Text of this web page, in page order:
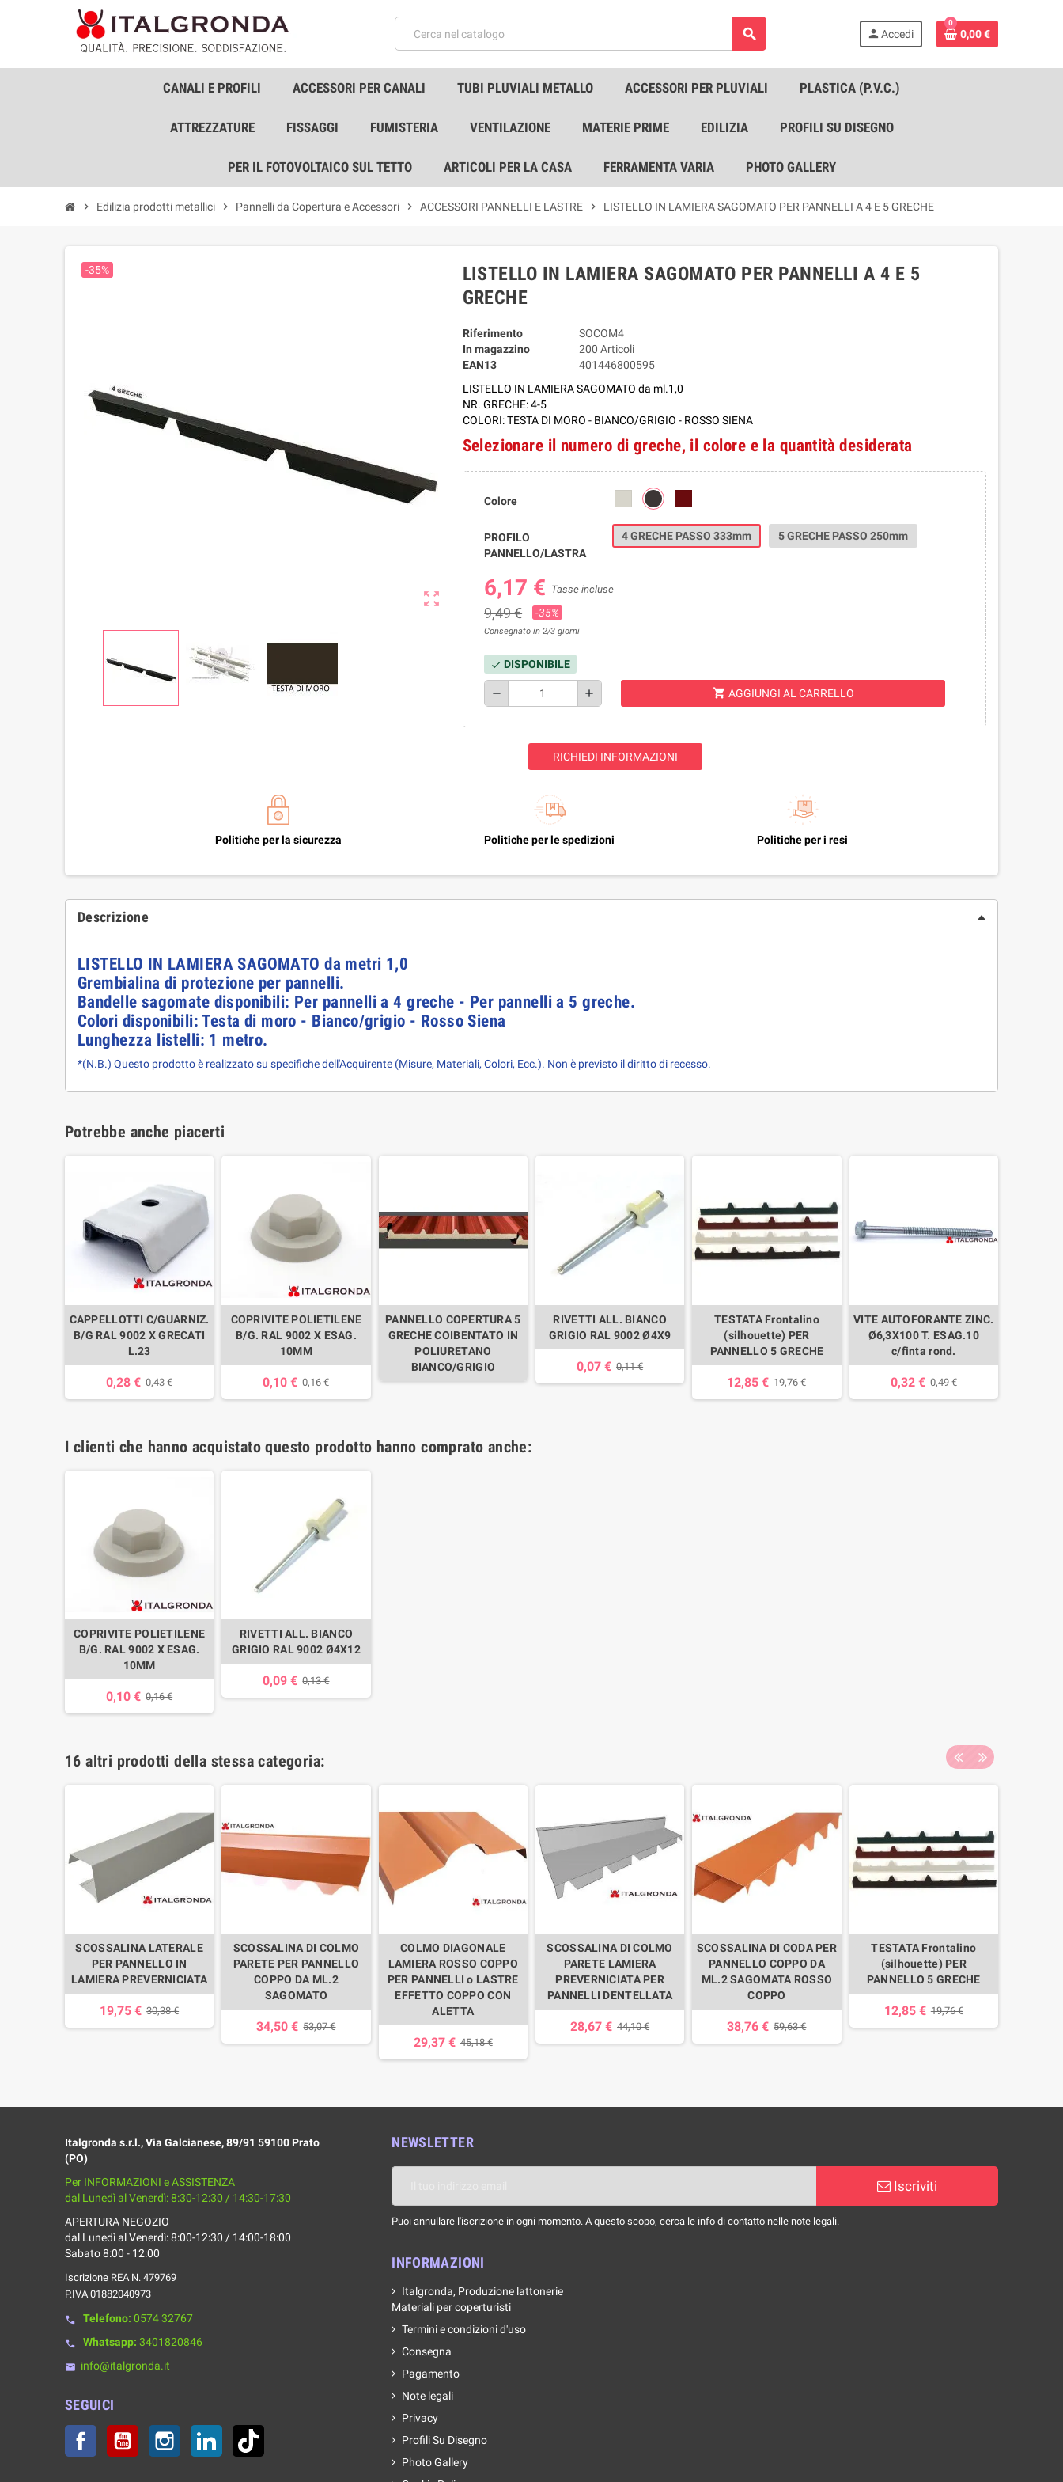
search person Accedi
0
0,00 €
CANALI E PROFILI ACCESSORI PER CANALI TUBI PLUVIALI METALLO ACCESSORI PER PLUVIALI PLASTICA (P.V.C.)
ATTREZZATURE FISSAGGI FUMISTERIA VENTILAZIONE MATERIE PRIME EDILIZIA PROFILI SU DISEGNO
PER IL FOTOVOLTAICO SUL TETTO ARTICOLI PER LA CASA FERRAMENTA VARIA PHOTO GALLERY
chevron_right Edilizia prodotti metallici chevron_right Pannelli da Copertura e Accessori chevron_right ACCESSORI PANNELLI E LASTRE chevron_right LISTELLO IN LAMIERA SAGOMATO PER PANNELLI A 4 E 5 GRECHE
zoom_out_map
-35%
LISTELLO IN LAMIERA SAGOMATO PER PANNELLI A 4 E 5
GRECHE
Riferimento
SOCOM4
In magazzino
200 Articoli
EAN13
401446800595
LISTELLO IN LAMIERA SAGOMATO da ml.1,0
NR. GRECHE: 4-5
COLORI: TESTA DI MORO - BIANCO/GRIGIO - ROSSO SIENA
Selezionare il numero di greche, il colore e la quantità desiderata
Colore
PROFILO
PANNELLO/LASTRA
4 GRECHE PASSO 333mm 5 GRECHE PASSO 250mm
6,17 € Tasse incluse
9,49 € -35%
Consegnato in 2/3 giorni
check DISPONIBILE
remove add shopping_cart AGGIUNGI AL CARRELLO
RICHIEDI INFORMAZIONI
Politiche per la sicurezza Politiche per le spedizioni Politiche per i resi
Descrizione
LISTELLO IN LAMIERA SAGOMATO da metri 1,0
Grembialina di protezione per pannelli.
Bandelle sagomate disponibili: Per pannelli a 4 greche - Per pannelli a 5 greche.
Colori disponibili: Testa di moro - Bianco/grigio - Rosso Siena
Lunghezza listelli: 1 metro.
*(N.B.) Questo prodotto è realizzato su specifiche dell'Acquirente (Misure, Materiali, Colori, Ecc.). Non è previsto il diritto di recesso.
Potrebbe anche piacerti
CAPPELLOTTI C/GUARNIZ.
B/G RAL 9002 X GRECATI
L.23
0,28 € 0,43 €
COPRIVITE POLIETILENE
B/G. RAL 9002 X ESAG.
10MM
0,10 € 0,16 €
PANNELLO COPERTURA 5
GRECHE COIBENTATO IN
POLIURETANO
BIANCO/GRIGIO
RIVETTI ALL. BIANCO
GRIGIO RAL 9002 Ø4X9
0,07 € 0,11 €
TESTATA Frontalino
(silhouette) PER
PANNELLO 5 GRECHE
12,85 € 19,76 €
VITE AUTOFORANTE ZINC.
Ø6,3X100 T. ESAG.10
c/finta rond.
0,32 € 0,49 €
I clienti che hanno acquistato questo prodotto hanno comprato anche:
COPRIVITE POLIETILENE
B/G. RAL 9002 X ESAG.
10MM
0,10 € 0,16 €
RIVETTI ALL. BIANCO
GRIGIO RAL 9002 Ø4X12
0,09 € 0,13 €
16 altri prodotti della stessa categoria:
SCOSSALINA LATERALE
PER PANNELLO IN
LAMIERA PREVERNICIATA
19,75 € 30,38 €
SCOSSALINA DI COLMO
PARETE PER PANNELLO
COPPO DA ML.2
SAGOMATO
34,50 € 53,07 €
COLMO DIAGONALE
LAMIERA ROSSO COPPO
PER PANNELLI o LASTRE
EFFETTO COPPO CON
ALETTA
29,37 € 45,18 €
SCOSSALINA DI COLMO
PARETE LAMIERA
PREVERNICIATA PER
PANNELLI DENTELLATA
28,67 € 44,10 €
SCOSSALINA DI CODA PER
PANNELLO COPPO DA
ML.2 SAGOMATA ROSSO
COPPO
38,76 € 59,63 €
TESTATA Frontalino
(silhouette) PER
PANNELLO 5 GRECHE
12,85 € 19,76 €
Italgronda s.r.l., Via Galcianese, 89/91 59100 Prato
(PO)
Per INFORMAZIONI e ASSISTENZA
dal Lunedì al Venerdì: 8:30-12:30 / 14:30-17:30
APERTURA NEGOZIO
dal Lunedì al Venerdì: 8:00-12:30 / 14:00-18:00
Sabato 8:00 - 12:00
Iscrizione REA N. 479769
P.IVA 01882040973
phone Telefono: 0574 32767
phone Whatsapp: 3401820846
email info@italgronda.it
SEGUICI
Facebook YouTube Instagram LinkedIn
NEWSLETTER
Iscriviti
Puoi annullare l'iscrizione in ogni momento. A questo scopo, cerca le info di contatto nelle note legali.
INFORMAZIONI
Italgronda, Produzione lattonerie
Materiali per coperturisti
Termini e condizioni d'uso
Consegna
Pagamento
Note legali
Privacy
Profili Su Disegno
Photo Gallery